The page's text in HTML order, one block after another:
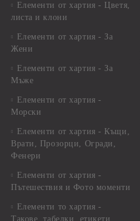
Елементи от хартия - Цветя,
листа и клони
Елементи от хартия - За
Жени
Елементи от хартия - За
Мъже
Елементи от хартия -
Морски
Елементи от хартия - Къщи,
Врати, Прозорци, Огради,
Фенери
Елементи от хартия -
Пътешествия и Фото моменти
Елементи то хартия -
Такове, табелки, етикети